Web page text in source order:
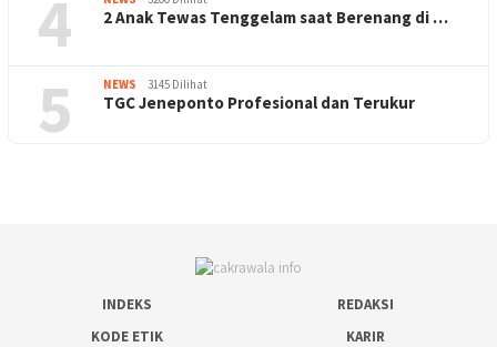
4 2 Anak Tewas Tenggelam saat Berenang di …
5 NEWS 3145 Dilihat
TGC Jeneponto Profesional dan Terukur
INDEKS
REDAKSI
KODE ETIK
KARIR